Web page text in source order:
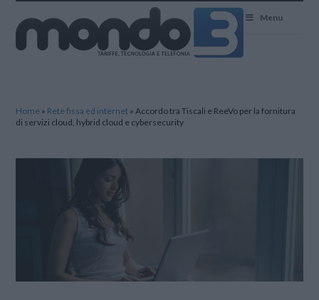
Menu
Home » Rete fissa ed internet »Accordo tra Tiscali e ReeVo per la fornitura
di servizi cloud, hybrid cloud e cybersecurity